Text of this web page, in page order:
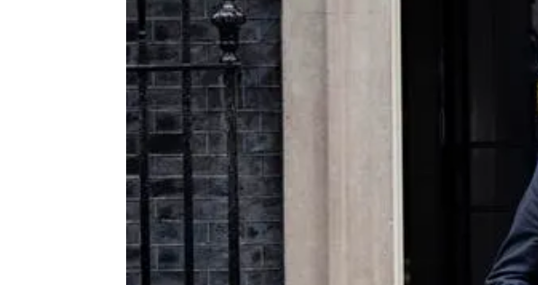
Rosa María Salcedo
Publicado:
"Es triste tener que dejar el mejor trabajo del
líder comienza ahora", con estas palabras
Boris